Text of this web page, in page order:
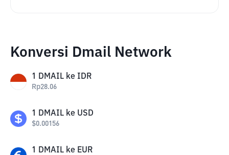
Konversi Dmail Network
1 DMAIL ke IDR
Rp28.06
1 DMAIL ke USD
$0.00156
1 DMAIL ke EUR